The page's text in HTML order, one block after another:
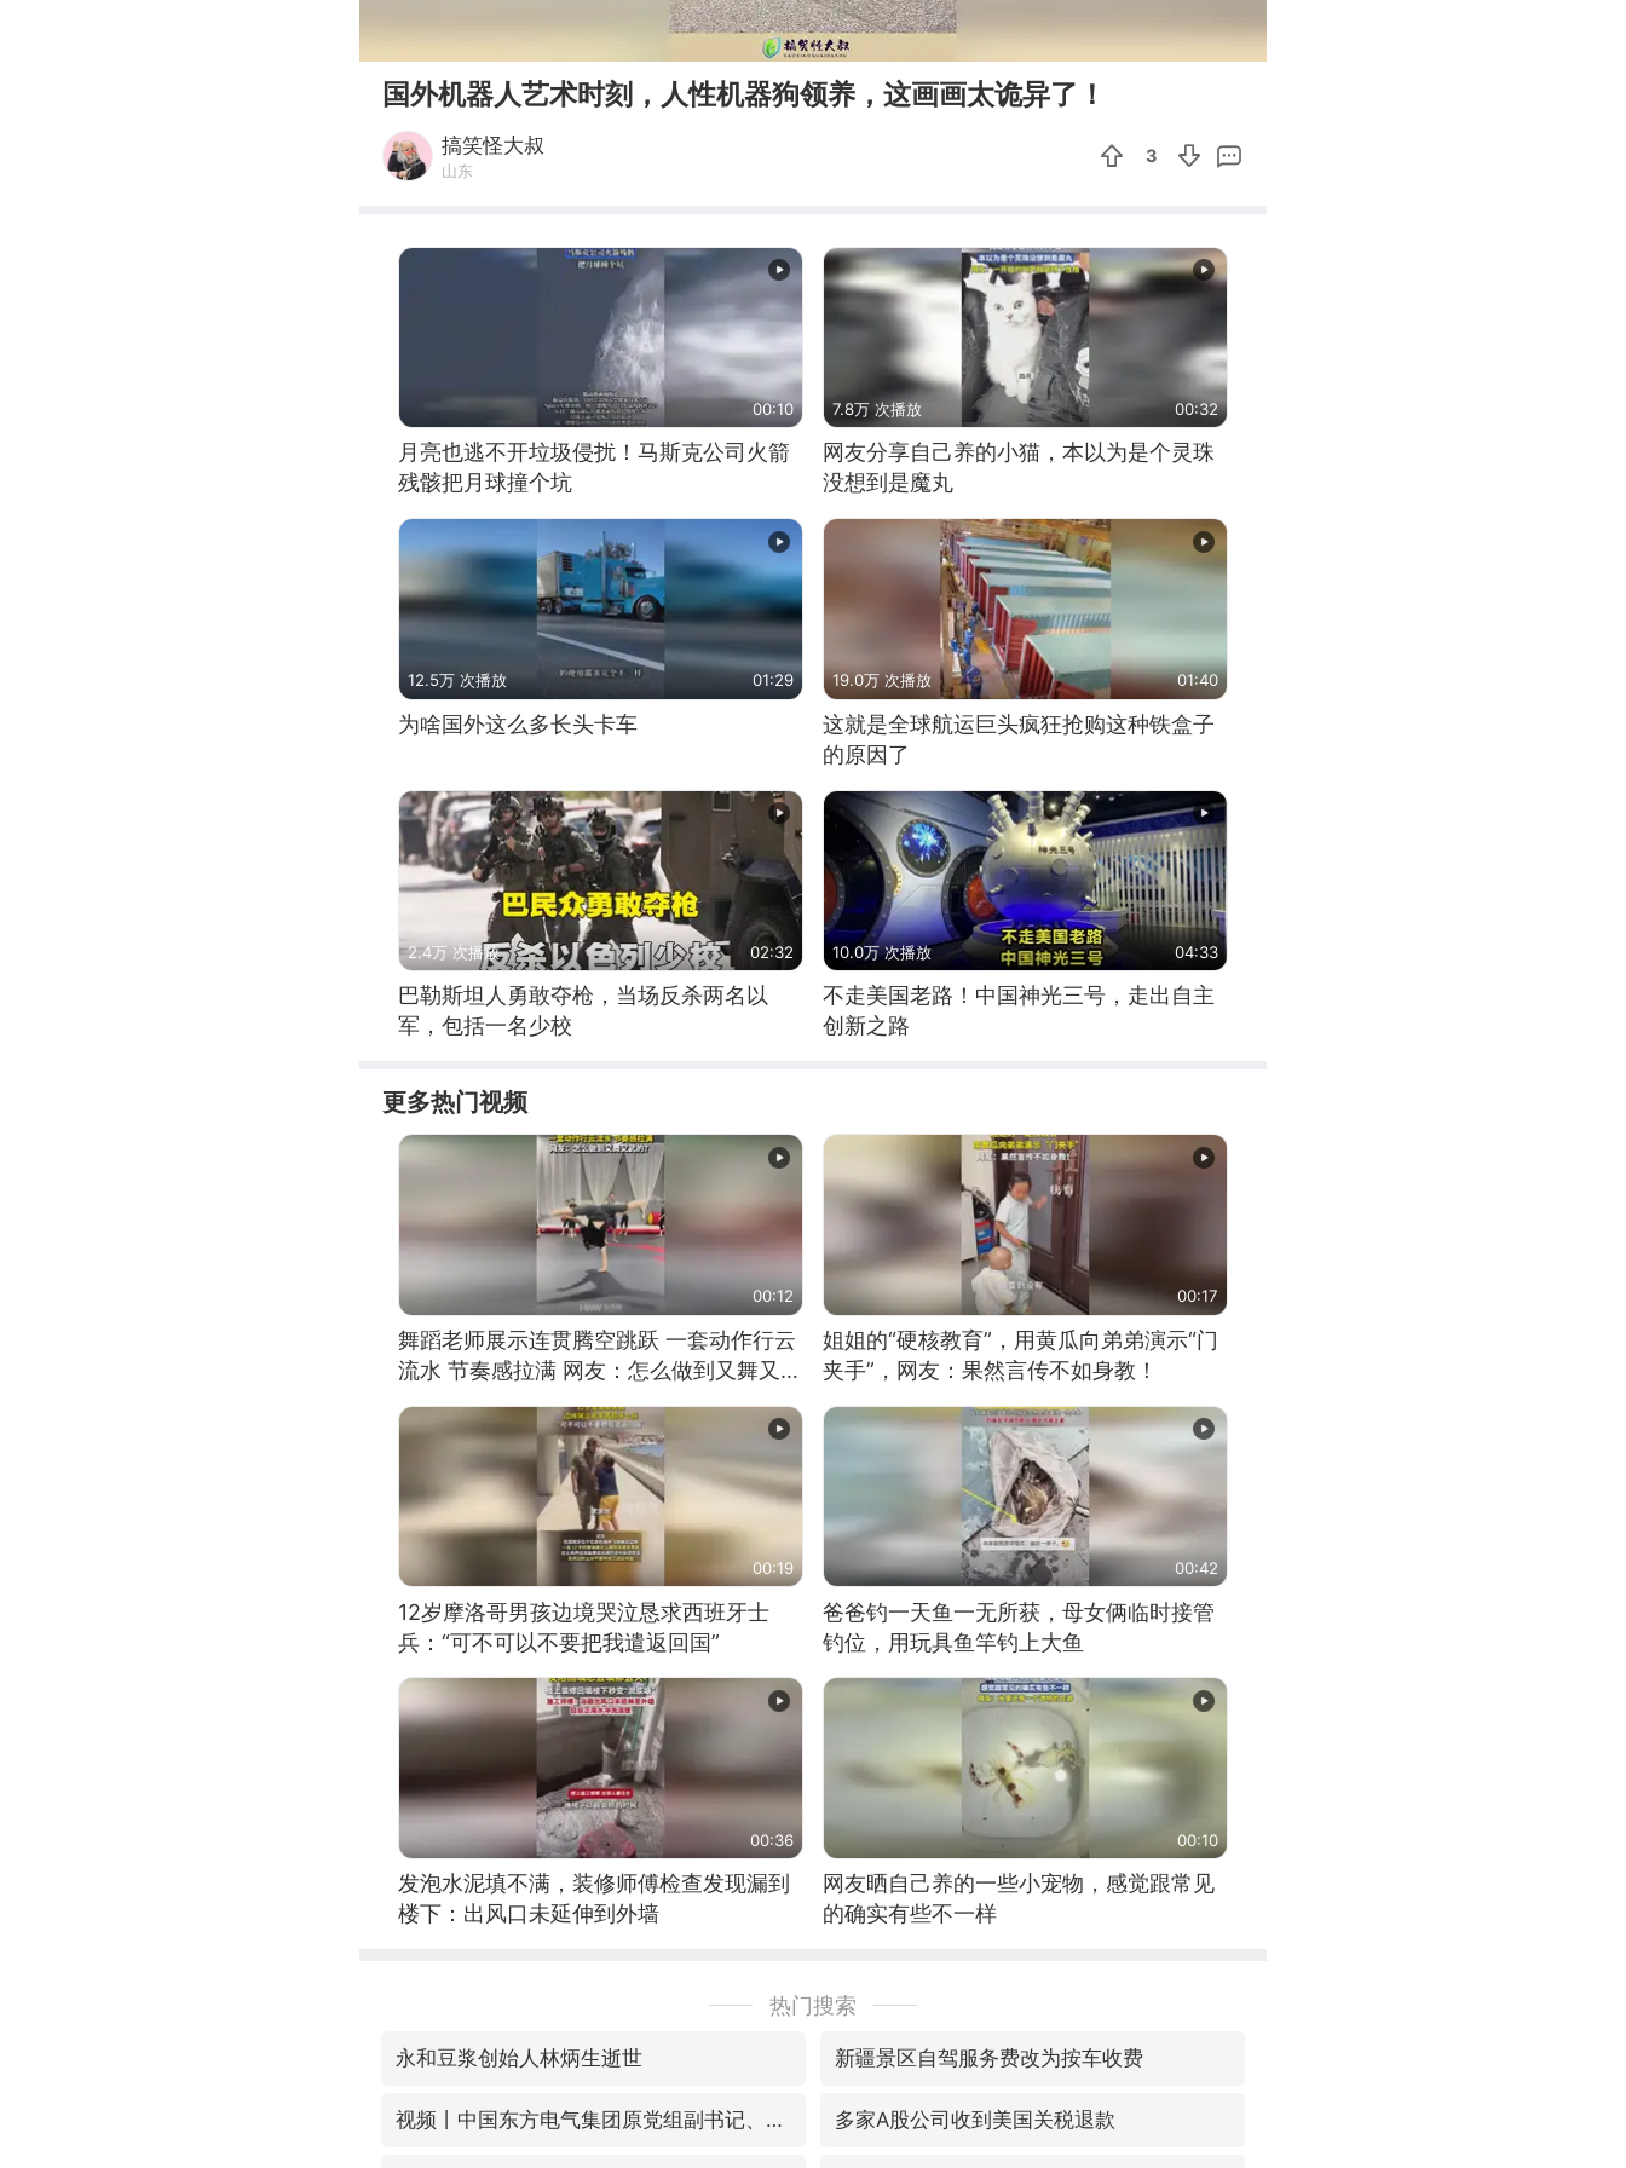
国外机器人艺术时刻，人性机器狗领养，这画画太诡异了！
搞笑怪大叔
山东
3
00:10
月亮也逃不开垃圾侵扰！马斯克公司火箭
残骸把月球撞个坑
7.8万 次播放 00:32
网友分享自己养的小猫，本以为是个灵珠
没想到是魔丸
12.5万 次播放 01:29
为啥国外这么多长头卡车
19.0万 次播放 01:40
这就是全球航运巨头疯狂抢购这种铁盒子
的原因了
2.4万 次播放 02:32
巴勒斯坦人勇敢夺枪，当场反杀两名以
军，包括一名少校
10.0万 次播放 04:33
不走美国老路！中国神光三号，走出自主
创新之路
更多热门视频
00:12
舞蹈老师展示连贯腾空跳跃 一套动作行云
流水 节奏感拉满 网友：怎么做到又舞又武
00:17
姐姐的“硬核教育”，用黄瓜向弟弟演示“门
夹手”，网友：果然言传不如身教！
00:19
12岁摩洛哥男孩边境哭泣恳求西班牙士
兵：“可不可以不要把我遣返回国”
00:42
爸爸钓一天鱼一无所获，母女俩临时接管
钓位，用玩具鱼竿钓上大鱼
00:36
发泡水泥填不满，装修师傅检查发现漏到
楼下：出风口未延伸到外墙
00:10
网友晒自己养的一些小宠物，感觉跟常见
的确实有些不一样
热门搜索
永和豆浆创始人林炳生逝世 新疆景区自驾服务费改为按车收费
视频丨中国东方电气集团原党组副书记、董事宋致远被查 多家A股公司收到美国关税退款